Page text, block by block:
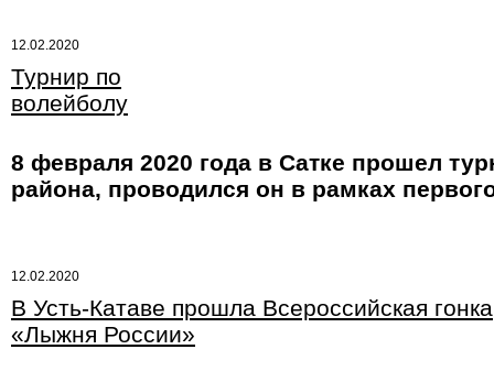
12.02.2020
Турнир по
волейболу
8 февраля 2020 года в Сатке прошел
района, проводился он в рамках
12.02.2020
В Усть-Катаве прошла Всероссийская гонка
«Лыжня России»